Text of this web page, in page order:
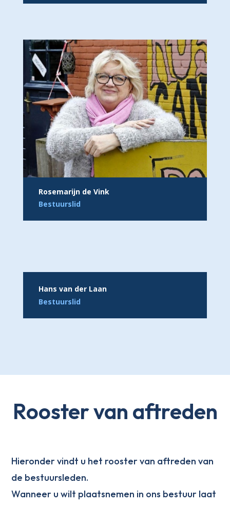
Rosemarijn de Vink
Bestuurslid
Hans van der Laan
Bestuurslid
Rooster van aftreden
Hieronder vindt u het rooster van aftreden van
de bestuursleden.
Wanneer u wilt plaatsnemen in ons bestuur laat